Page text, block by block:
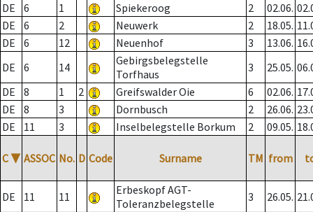
DE
6 1 Spiekeroog 2 02.06.
DE
6 2 Neuwerk 2 18.05.
DE
6 12 Neuenhof 3 13.06.
DE
6 14
Gebirgsbelegstelle
Torfhaus
3 25.05.
DE
8 1 2 Greifswalder Oie 6 02.06.
DE
8 3 Dornbusch 2 26.06.
DE
11 3 Inselbelegstelle Borkum 2 09.05.
C ▼ ASSOC No. D Code Surname TM from
DE 11 11
Erbeskopf AGT-
Toleranzbelegstelle
3 26.05.